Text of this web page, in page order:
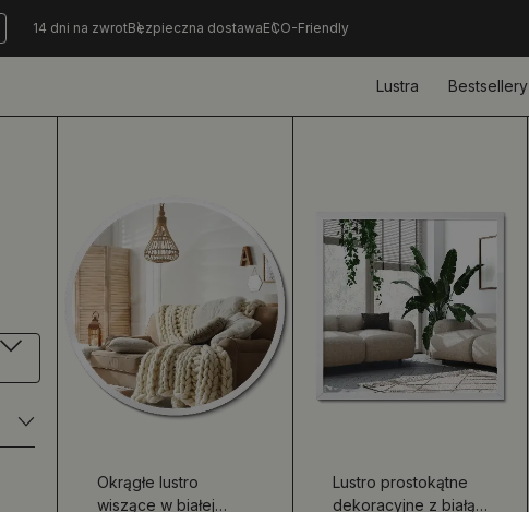
14 dni na zwrotBezpieczna dostawaECO-Friendly
Lustra Bestsellery
Okrągłe lustro
wiszące w białej
Lustro prostokątne
dekoracyjne z białą